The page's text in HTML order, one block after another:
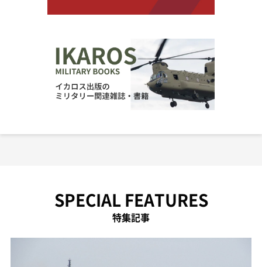
SPECIAL FEATURES
特集記事